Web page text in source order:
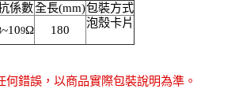
係數全長(mm)包裝方式
~109Ω 180
泡殼卡片
錯誤，以商品實際包裝說明為準。